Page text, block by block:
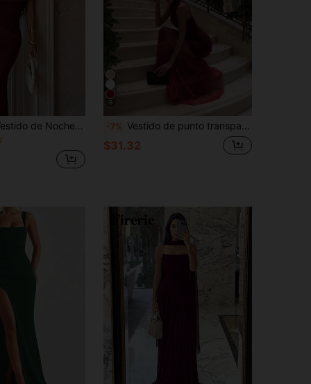
Vestido de Playa con Diseño Sexy de Patchwork, Adecuado para Bodas, Vacaciones, Cenas, Regreso a la Escuela
-7% Vestido de punto transparente elegante de unicolor para mujer, para boda, fiesta y otoño
$31.32